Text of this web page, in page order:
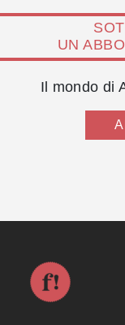
UN
Il mondo di